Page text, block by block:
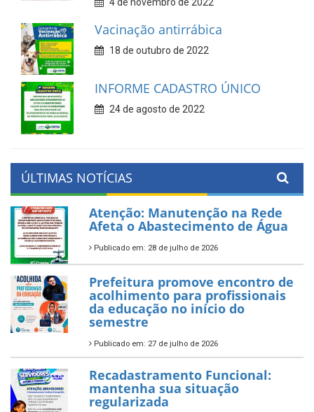
Vacinação antirrábica
18 de outubro de 2022
INFORME CADASTRO ÚNICO
24 de agosto de 2022
ÚLTIMAS NOTÍCIAS
Atenção: Manutenção na Rede
Afeta o Abastecimento de Água
Publicado em: 28 de julho de 2026
Prefeitura promove encontro de
acolhimento para profissionais
da educação no início do
semestre
Publicado em: 27 de julho de 2026
Recadastramento Funcional:
mantenha sua situação
regularizada